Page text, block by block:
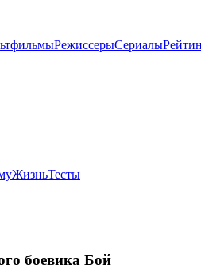
РежиссерыСериалы
ЖизньТесты
боевика Бой